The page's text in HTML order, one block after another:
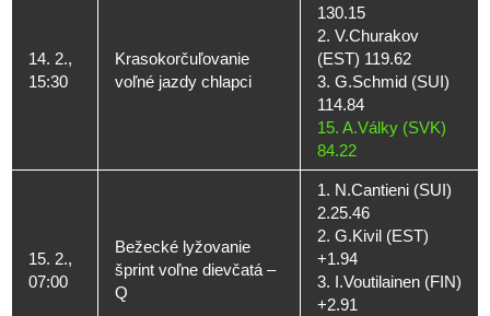
14. 2.,
15:30
Krasokorčuľovanie
voľné jazdy chlapci
130.15
2. V.Churakov
(EST) 119.62
3. G.Schmid (SUI)
114.84
15. A.Války (SVK)
84.22
15. 2.,
07:00
Bežecké lyžovanie
šprint voľne dievčatá –
Q
1. N.Cantieni (SUI)
2.25.46
2. G.Kivil (EST)
+1.94
3. I.Voutilainen (FIN)
+2.91